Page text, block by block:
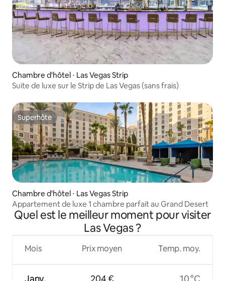
Chambre d'hôtel ⋅ Las Vegas Strip
Suite de luxe sur le Strip de Las Vegas (sans frais)
Superhôte
Superhôte
Chambre d'hôtel ⋅ Las Vegas Strip
Appartement de luxe 1 chambre parfait au Grand Desert
Quel est le meilleur moment pour visiter
Las Vegas ?
Mois
Janv.
Prix moyen
204 €
Temp. moy.
10 °C